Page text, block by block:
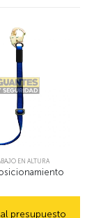
EN ALTURA
presupuesto